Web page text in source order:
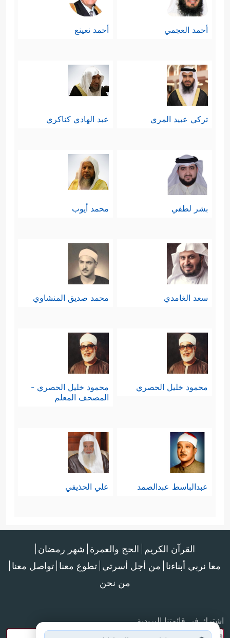
أحمد العجمي أحمد نعينع
تركي عبيد المري عبد الهادي كناكري
بشر لطفي محمد أيوب
سعد الغامدي محمد صديق المنشاوي
محمود خليل الحصري
محمود خليل الحصري -
المصحف المعلم
عبدالباسط عبدالصمد علي الحذيفي
القرآن الكريم الحج والعمرة شهر رمضان
معا نربي أبناءنا من أجل أسرتي تطوع معنا تواصل معنا
من نحن
اشترك في قائمتنا البريدية